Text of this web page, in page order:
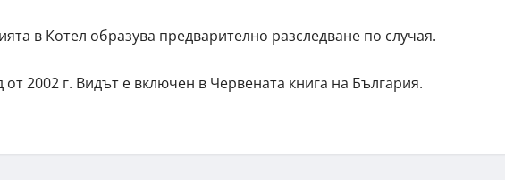
в Котел образува предварително разследване по случая.
2002 г. Видът е включен в Червената книга на България.